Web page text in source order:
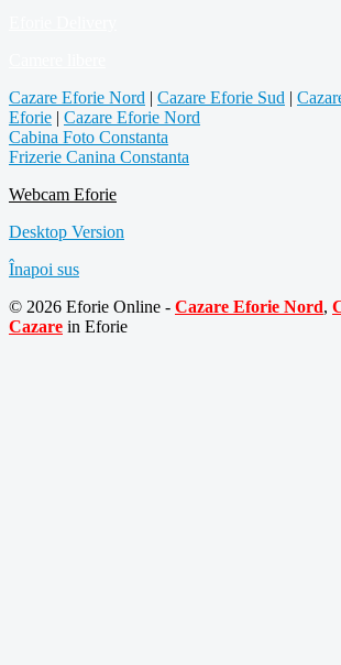
Cazare Eforie Nord | Cazare Eforie Sud |
Eforie | Cazare Eforie Nord
Cabina Foto Constanta
Frizerie Canina Constanta
Webcam Eforie
Desktop Version
Înapoi sus
© 2026 Eforie Online - Cazare Eforie Nord,
Cazare in Eforie